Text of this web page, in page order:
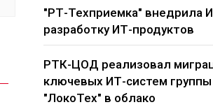
"РТ-Техприемка" внедрила
разработку ИТ-продуктов
РТК-ЦОД реализовал
ключевых ИТ-систем
"ЛокоТех" в облако